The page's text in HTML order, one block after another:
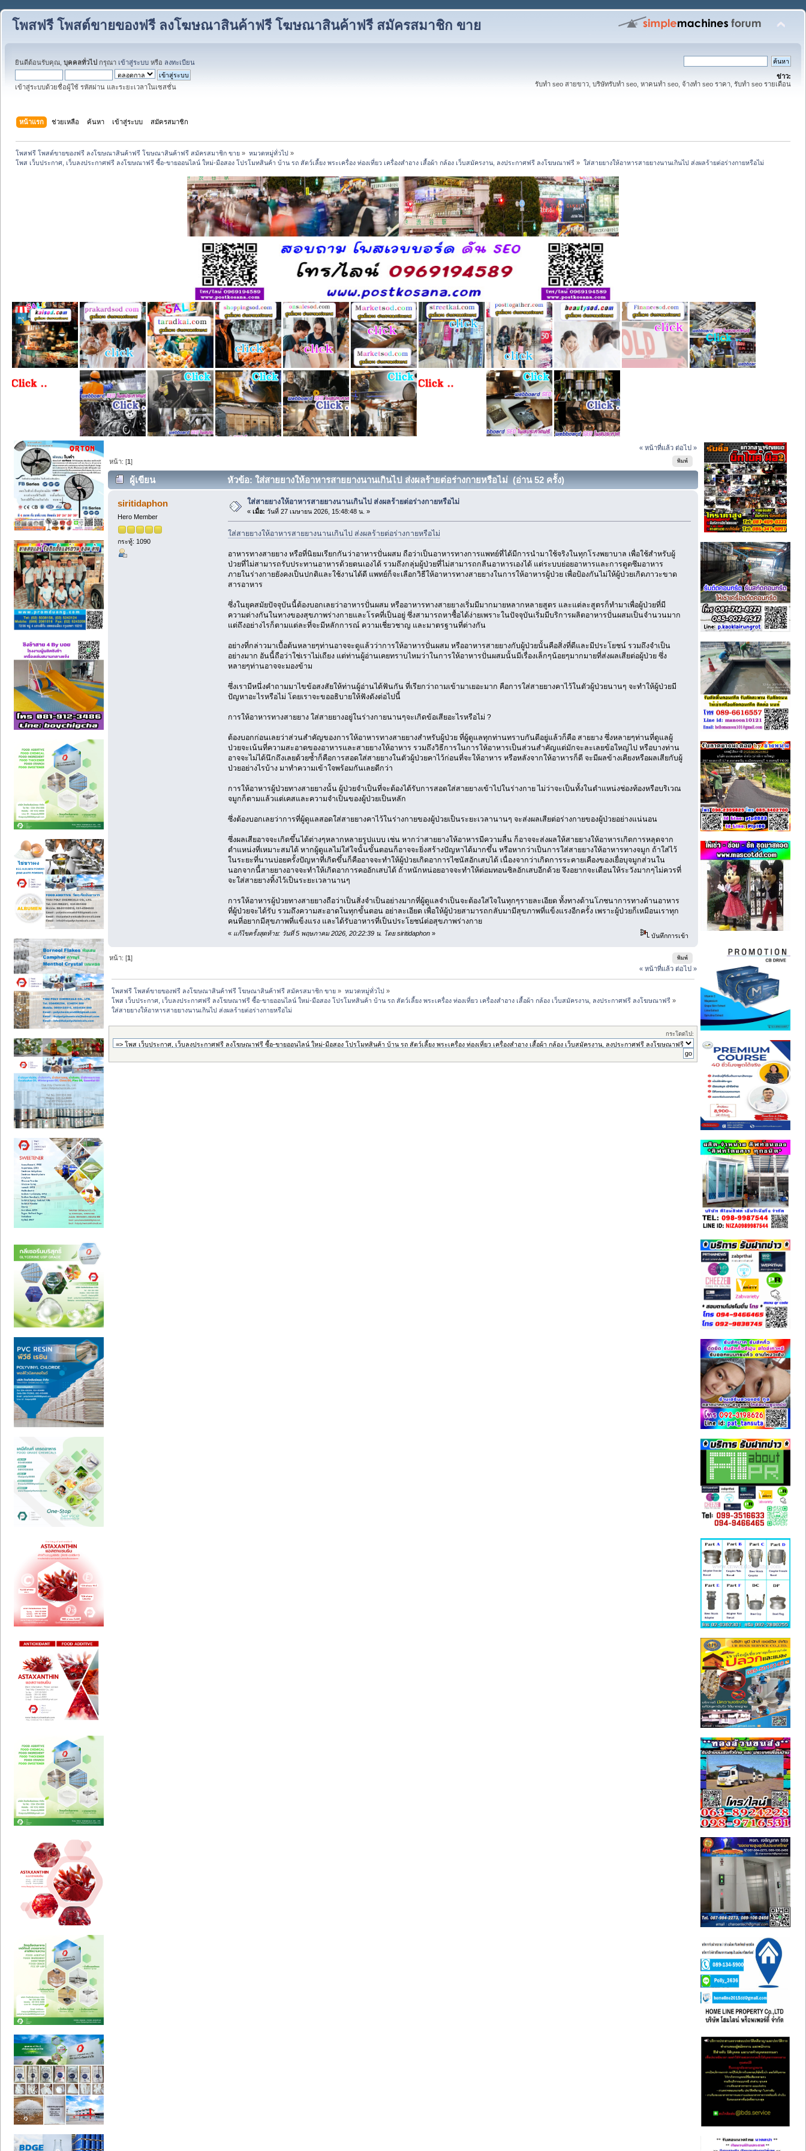
โพสฟรี โพสต์ขายของฟรี ลงโฆษณาสินค้าฟรี โฆษณาสินค้าฟรี สมัครสมาชิก ขาย
ยินดีต้อนรับคุณ, บุคคลทั่วไป กรุณา เข้าสู่ระบบ หรือ ลงทะเบียน
เข้าสู่ระบบด้วยชื่อผู้ใช้ รหัสผ่าน และระยะเวลาในเซสชั่น
ข่าว:
รับทำ seo สายขาว, บริษัทรับทำ seo, หาคนทำ seo, จ้างทำ seo ราคา, รับทำ seo รายเดือน
หน้าแรก ช่วยเหลือ ค้นหา เข้าสู่ระบบ สมัครสมาชิก
โพสฟรี โพสต์ขายของฟรี ลงโฆษณาสินค้าฟรี โฆษณาสินค้าฟรี สมัครสมาชิก ขาย » หมวดหมู่ทั่วไป»
โพส เว็บประกาศ, เว็บลงประกาศฟรี ลงโฆษณาฟรี ซื้อ-ขายออนไลน์ ใหม่-มือสอง โปรโมทสินค้า บ้าน รถ สัตว์เลี้ยง พระเครื่อง ท่องเที่ยว เครื่องสำอาง เสื้อผ้า กล้อง เว็บสมัครงาน, ลงประกาศฟรี ลงโฆษณาฟรี » ใส่สายยางให้อาหารสายยางนานเกินไป ส่งผลร้ายต่อร่างกายหรือไม่
« หน้าที่แล้ว ต่อไป »
พิมพ์
หน้า: [1]
ผู้เขียน หัวข้อ: ใส่สายยางให้อาหารสายยางนานเกินไป ส่งผลร้ายต่อร่างกายหรือไม่ (อ่าน 52 ครั้ง)
siritidaphon
Hero Member
กระทู้: 1090
ใส่สายยางให้อาหารสายยางนานเกินไป ส่งผลร้ายต่อร่างกายหรือไม่
« เมื่อ: วันที่ 27 เมษายน 2026, 15:48:48 น. »
ใส่สายยางให้อาหารสายยางนานเกินไป ส่งผลร้ายต่อร่างกายหรือไม่
อาหารทางสายยาง หรือที่นิยมเรียกกันว่าอาหารปั่นผสม ถือว่าเป็นอาหารทางการแพทย์ที่ได้มีการนำมาใช้จริงในทุกโรงพยาบาล เพื่อใช้สำหรับผู้
ป่วยที่ไม่สามารถรับประทานอาหารด้วยตนเองได้ รวมถึงกลุ่มผู้ป่วยที่ไม่สามารถกลืนอาหารเองได้ แต่ระบบย่อยอาหารและการดูดซึมอาหาร
ภายในร่างกายยังคงเป็นปกติและใช้งานได้ดี แพทย์ก็จะเลือกวิธีให้อาหารทางสายยางในการให้อาหารผู้ป่วย เพื่อป้องกันไม่ให้ผู้ป่วยเกิดภาวะขาด
สารอาหาร
ซึ่งในยุคสมัยปัจจุบันนี้ต้องบอกเลยว่าอาหารปั่นผสม หรืออาหารทางสายยางเริ่มมีมากมายหลากหลายสูตร และแต่ละสูตรก็ทำมาเพื่อผู้ป่วยที่มี
ความต่างกันในทางของสุขภาพร่างกายและโรคที่เป็นอยู่ ซึ่งสามารถหาซื้อได้ง่ายเพราะในปัจจุบันเริ่มมีบริการผลิตอาหารปั่นผสมเป็นจำนวนมาก
แต่ถึงอย่างไรก็ตามแต่ละที่จะมีหลักการณ์ ความเชี่ยวชาญ และมาตรฐานที่ต่างกัน
อย่างที่กล่าวมาเบื้อต้นหลายๆท่านอาจจะดูแล้วว่าการให้อาหารปั่นผสม หรืออาหารสายยางกับผู้ป่วยนั้นคือสิ่งที่ดีและมีประโยชน์ รวมถึงจำเป็น
อย่างมาก อันนี้ถือว่าใช่เราไม่เถียง แต่ท่านผู้อ่านเคยทราบไหมว่าในการให้อาหารปั่นผสมนั้นมีเรื่องเล็กๆน้อยๆมากมายที่ส่งผลเสียต่อผู้ป่วย ซึ่ง
หลายๆท่านอาจจะมองข้าม
ซึ่งเรามีหนึ่งคำถามมาไขข้อสงสัยให้ท่านผู้อ่านได้ฟันกัน ที่เรียกว่าถามเข้ามาเยอะมาก คือการใส่สายยางคาไว้ในตัวผู้ป่วยนานๆ จะทำให้ผู้ป่วยมี
ปัญหาอะไรหรือไม่ โดยเราจะขออธิบายให้ฟังดังต่อไปนี้
การให้อาหารทางสายยาง ใส่สายยางอยู่ในร่างกายนานๆจะเกิดข้อเสียอะไรหรือไม่ ?
ต้องบอกก่อนเลยว่าส่วนสำคัญของการให้อาหารทางสายยางสำหรับผู้ป่วย ที่ผู้ดูแลทุกท่านทราบกันดีอยู่แล้วก็คือ สายยาง ซึ่งหลายๆท่านที่ดูแลผู้
ป่วยจะเน้นที่ความสะอาดของอาหารและสายยางให้อาหาร รวมถึงวิธีการในการให้อาหารเป็นส่วนสำคัญแต่มักจะละเลยข้อใหญ่ไป หรือบางท่าน
อาจจะไม่ได้นึกถึงเลยด้วยซ้ำก็คือการสอดใส่สายยางในตัวผู้ป่วยคาไว้ก่อนที่จะให้อาหาร หรือหลังจากให้อาหารก็ดี จะมีผลข้างเคียงหรือผลเสียกับผู้
ป่วยอย่างไรบ้าง มาทำความเข้าใจพร้อมกันเลยดีกว่า
การให้อาหารผู้ป่วยทางสายยางนั้น ผู้ป่วยจำเป็นที่จะต้องได้รับการสอดใส่สายยางเข้าไปในร่างกาย ไม่ว่าจะเป็นทั้งในตำแหน่งช่องท้องหรือบริเวณ
จมูกก็ตามแล้วแต่เคสและความจำเป็นของผู้ป่วยเป็นหลัก
ซึ่งต้องบอกเลยว่าการที่ผู้ดูแลสอดใส่สายยางคาไว้ในร่างกายของผู้ป่วยเป็นระยะเวลานานๆ จะส่งผลเสียต่อร่างกายของผู้ป่วยอย่างแน่นอน
ซึ่งผลเสียอาจจะเกิดขึ้นได้ต่างๆหลากหลายรูปแบบ เช่น หากว่าสายยางให้อาหารมีความลื่น ก็อาจจะส่งผลให้สายยางให้อาหารเกิดการหลุดจาก
ตำแหน่งที่เหมาะสมได้ หากผู้ดูแลไม่ใส่ใจนั้นขั้นตอนก็อาจจะยิ่งสร้างปัญหาได้มากขึ้น หรือหากว่าเป็นการใส่สายยางให้อาหารทางจมูก ถ้าใส่ไว้
ในระยะที่นานบ่อยครั้งปัญหาที่เกิดขึ้นก็คืออาจจะทำให้ผู้ป่วยเกิดอาการไซนัสอักเสบได้ เนื่องจากว่าเกิดการระคายเคืองของเยื่อบุจมูกส่วนใน
นอกจากนี้สายยางอาจจะทำให้เกิดอาการคออักเสบได้ ถ้าหนักหน่อยอาจจะทำให้ต่อมทอนซิลอักเสบอีกด้วย จึงอยากจะเตือนให้ระวังมากๆไม่ควรที่
จะใส่สายยางทิ้งไว้เป็นระยะเวลานานๆ
การให้อาหารผู้ป่วยทางสายยางถือว่าเป็นสิ่งจำเป็นอย่างมากที่ผู้ดูแลจำเป็นจะต้องใส่ใจในทุกๆรายละเอียด ทั้งทางด้านโภชนาการทางด้านอาหาร
ที่ผู้ป่วยจะได้รับ รวมถึงความสะอาดในทุกขั้นตอน อย่าละเอียด เพื่อให้ผู้ป่วยสามารถกลับมามีสุขภาพที่แข็งแรงอีกครั้ง เพราะผู้ป่วยก็เหมือนเราทุก
คนที่อยากมีสุขภาพที่แข็งแรง และได้รับอาหารที่เป็นประโยชน์ต่อสุขภาพร่างกาย
« แก้ไขครั้งสุดท้าย: วันที่ 5 พฤษภาคม 2026, 20:22:39 น. โดย siritidaphon» บันทึกการเข้า
พิมพ์
หน้า: [1]
« หน้าที่แล้ว ต่อไป »
โพสฟรี โพสต์ขายของฟรี ลงโฆษณาสินค้าฟรี โฆษณาสินค้าฟรี สมัครสมาชิก ขาย » หมวดหมู่ทั่วไป »
โพส เว็บประกาศ, เว็บลงประกาศฟรี ลงโฆษณาฟรี ซื้อ-ขายออนไลน์ ใหม่-มือสอง โปรโมทสินค้า บ้าน รถ สัตว์เลี้ยง พระเครื่อง ท่องเที่ยว เครื่องสำอาง เสื้อผ้า กล้อง เว็บสมัครงาน, ลงประกาศฟรี ลงโฆษณาฟรี »
ใส่สายยางให้อาหารสายยางนานเกินไป ส่งผลร้ายต่อร่างกายหรือไม่
กระโดดไป: